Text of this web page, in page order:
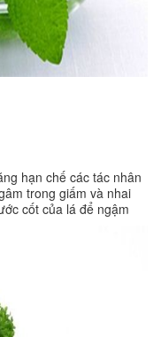
hạn chế các tác nhân
trong giấm và nhai
cốt của lá để ngậm